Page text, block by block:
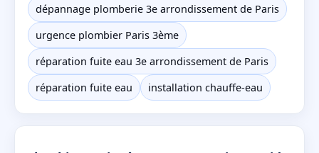
dépannage plomberie 3e arrondissement de Paris
urgence plombier Paris 3ème
réparation fuite eau 3e arrondissement de Paris
réparation fuite eau
installation chauffe-eau